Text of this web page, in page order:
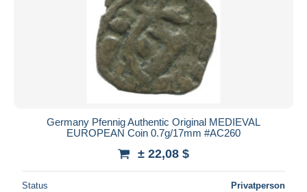
Germany Pfennig Authentic Original MEDIEVAL
EUROPEAN Coin 0.7g/17mm #AC260
± 22,08 $
Status Privatperson